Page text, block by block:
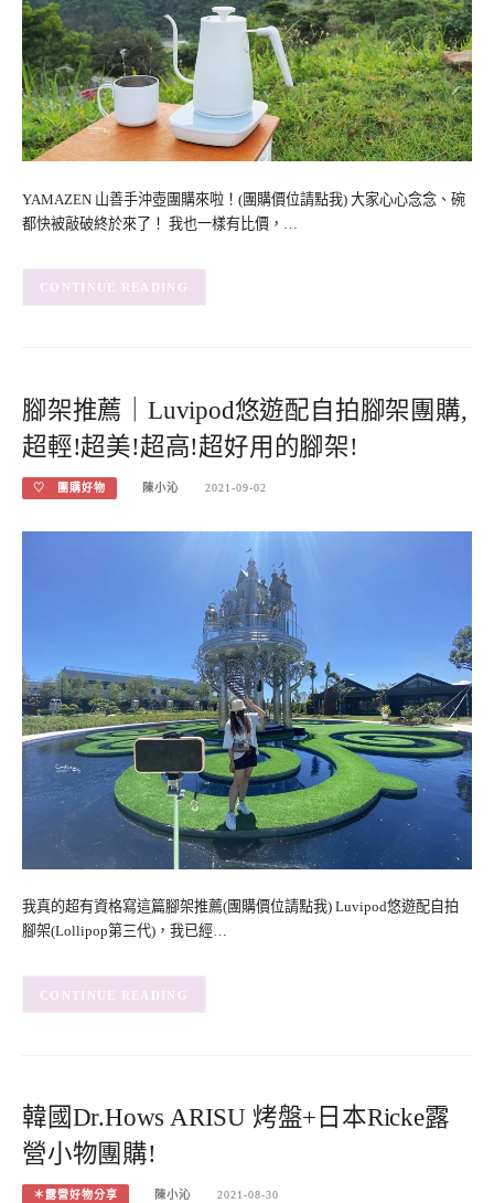
YAMAZEN 山善手沖壺團購來啦！(團購價位請點我) 大家心心念念、碗
都快被敲破終於來了！ 我也一樣有比價，…
CONTINUE READING
腳架推薦｜Luvipod悠遊配自拍腳架團購,
超輕!超美!超高!超好用的腳架!
♡ 團購好物 陳小沁 2021-09-02
我真的超有資格寫這篇腳架推薦(團購價位請點我) Luvipod悠遊配自拍
腳架(Lollipop第三代)，我已經…
CONTINUE READING
韓國Dr.Hows ARISU 烤盤+日本Ricke露
營小物團購!
＊露營好物分享 陳小沁 2021-08-30